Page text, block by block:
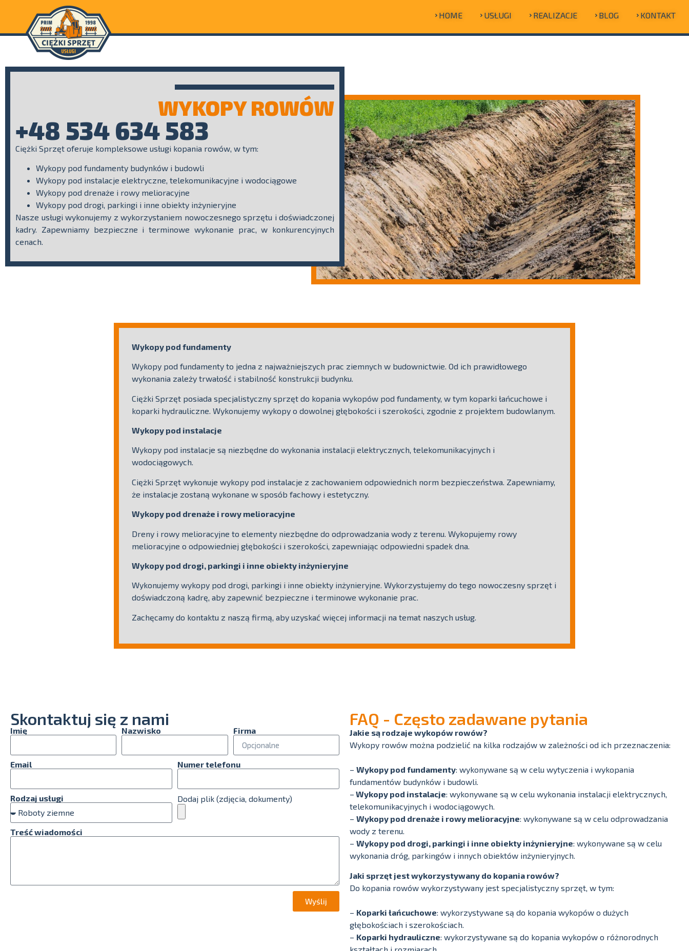
HOME USŁUGI REALIZACJE BLOG KONTAKT
WYKOPY ROWÓW
+48 534 634 583
Ciężki Sprzęt oferuje kompleksowe usługi kopania rowów, w tym:
Wykopy pod fundamenty budynków i budowli
Wykopy pod instalacje elektryczne, telekomunikacyjne i wodociągowe
Wykopy pod drenaże i rowy melioracyjne
Wykopy pod drogi, parkingi i inne obiekty inżynieryjne
Nasze usługi wykonujemy z wykorzystaniem nowoczesnego sprzętu i doświadczonej
kadry. Zapewniamy bezpieczne i terminowe wykonanie prac, w konkurencyjnych
cenach.
Wykopy pod fundamenty
Wykopy pod fundamenty to jedna z najważniejszych prac ziemnych w budownictwie. Od ich prawidłowego
wykonania zależy trwałość i stabilność konstrukcji budynku.
Ciężki Sprzęt posiada specjalistyczny sprzęt do kopania wykopów pod fundamenty, w tym koparki łańcuchowe i
koparki hydrauliczne. Wykonujemy wykopy o dowolnej głębokości i szerokości, zgodnie z projektem budowlanym.
Wykopy pod instalacje
Wykopy pod instalacje są niezbędne do wykonania instalacji elektrycznych, telekomunikacyjnych i
wodociągowych.
Ciężki Sprzęt wykonuje wykopy pod instalacje z zachowaniem odpowiednich norm bezpieczeństwa. Zapewniamy,
że instalacje zostaną wykonane w sposób fachowy i estetyczny.
Wykopy pod drenaże i rowy melioracyjne
Dreny i rowy melioracyjne to elementy niezbędne do odprowadzania wody z terenu. Wykopujemy rowy
melioracyjne o odpowiedniej głębokości i szerokości, zapewniając odpowiedni spadek dna.
Wykopy pod drogi, parkingi i inne obiekty inżynieryjne
Wykonujemy wykopy pod drogi, parkingi i inne obiekty inżynieryjne. Wykorzystujemy do tego nowoczesny sprzęt i
doświadczoną kadrę, aby zapewnić bezpieczne i terminowe wykonanie prac.
Zachęcamy do kontaktu z naszą firmą, aby uzyskać więcej informacji na temat naszych usług.
Skontaktuj się z nami
Imię Nazwisko Firma
Email Numer telefonu
Rodzaj usługi Dodaj plik (zdjęcia, dokumenty)
Treść wiadomości
Wyślij
FAQ - Często zadawane pytania
Jakie są rodzaje wykopów rowów?
Wykopy rowów można podzielić na kilka rodzajów w zależności od ich przeznaczenia:
– Wykopy pod fundamenty: wykonywane są w celu wytyczenia i wykopania
fundamentów budynków i budowli.
– Wykopy pod instalacje: wykonywane są w celu wykonania instalacji elektrycznych,
telekomunikacyjnych i wodociągowych.
– Wykopy pod drenaże i rowy melioracyjne: wykonywane są w celu odprowadzania
wody z terenu.
– Wykopy pod drogi, parkingi i inne obiekty inżynieryjne: wykonywane są w celu
wykonania dróg, parkingów i innych obiektów inżynieryjnych.
Jaki sprzęt jest wykorzystywany do kopania rowów?
Do kopania rowów wykorzystywany jest specjalistyczny sprzęt, w tym:
– Koparki łańcuchowe: wykorzystywane są do kopania wykopów o dużych
głębokościach i szerokościach.
– Koparki hydrauliczne: wykorzystywane są do kopania wykopów o różnorodnych
kształtach i rozmiarach.